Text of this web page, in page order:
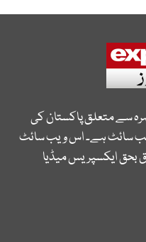
سے متعلق پاکستان کی
سائٹ ہے۔ اس ویب سائٹ
بحق ایکسپریس میڈیا